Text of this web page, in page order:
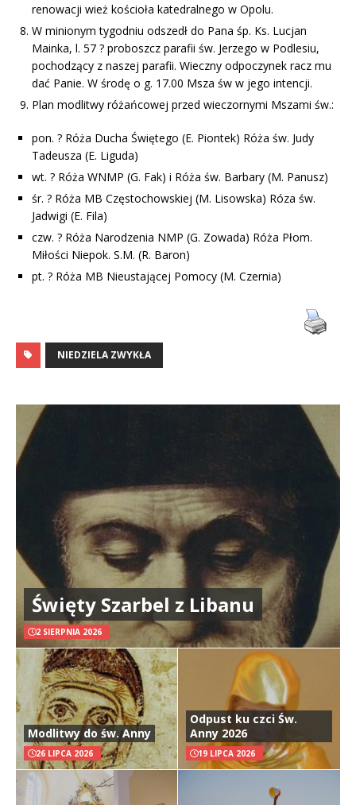
renowacji wież kościoła katedralnego w Opolu.
W minionym tygodniu odszedł do Pana śp. Ks. Lucjan
Mainka, l. 57 ? proboszcz parafii św. Jerzego w Podlesiu,
pochodzący z naszej parafii. Wieczny odpoczynek racz mu
dać Panie. W środę o g. 17.00 Msza św w jego intencji.
Plan modlitwy różańcowej przed wieczornymi Mszami św.:
pon. ? Róża Ducha Świętego (E. Piontek) Róża św. Judy
Tadeusza (E. Liguda)
wt. ? Róża WNMP (G. Fak) i Róża św. Barbary (M. Panusz)
śr. ? Róża MB Częstochowskiej (M. Lisowska) Róza św.
Jadwigi (E. Fila)
czw. ? Róża Narodzenia NMP (G. Zowada) Róża Płom.
Miłości Niepok. S.M. (R. Baron)
pt. ? Róża MB Nieustającej Pomocy (M. Czernia)
NIEDZIELA ZWYKŁA
Święty Szarbel z Libanu
2 SIERPNIA 2026
Modlitwy do św. Anny
26 LIPCA 2026
Odpust ku czci Św.
Anny 2026
19 LIPCA 2026